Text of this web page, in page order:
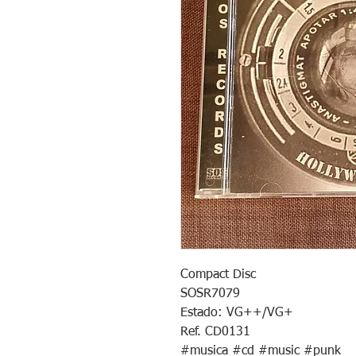
Compact Disc
SOSR7079
Estado: VG++/VG+
Ref. CD0131
#musica #cd #music #punk